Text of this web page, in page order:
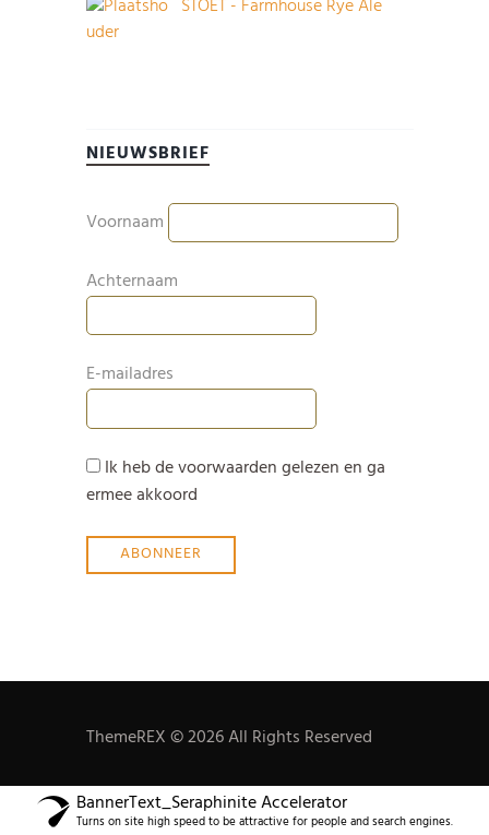
STOET - Farmhouse Rye Ale
NIEUWSBRIEF
Voornaam
Achternaam
E-mailadres
Ik heb de voorwaarden gelezen en ga
ermee akkoord
ThemeREX © 2026 All Rights Reserved
BannerText_Seraphinite Accelerator
Turns on site high speed to be attractive for people and search engines.